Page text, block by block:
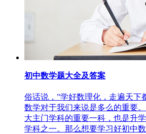
初中数学题大全及答案
俗话说，”学好数理化，走遍天下
数学对于我们来说是多么的重要
大主门学科的重要一科，也是升
学科之一。那么想要学习好初中